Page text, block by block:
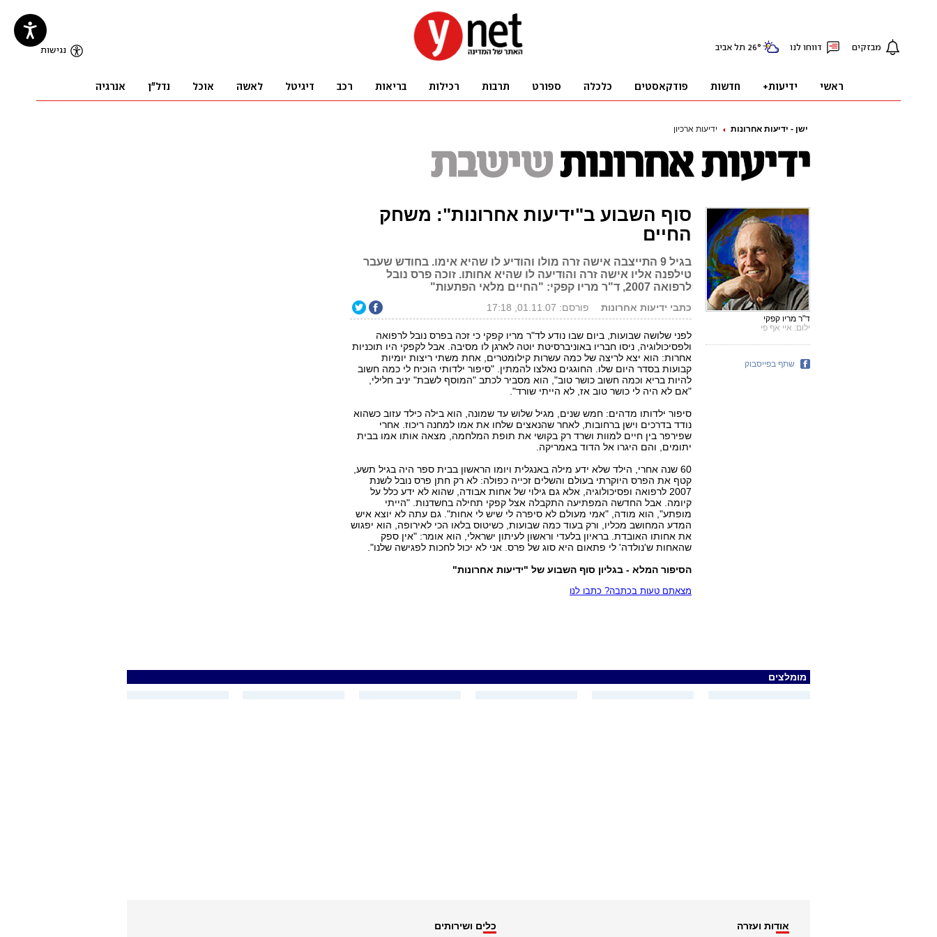
ישן - ידיעות אחרונות ידיעות ארכיון
סוף השבוע ב"ידיעות אחרונות": משחק
החיים
בגיל 9 התייצבה אישה זרה מולו והודיע לו שהיא אימו. בחודש שעבר
טילפנה אליו אישה זרה והודיעה לו שהיא אחותו. זוכה פרס נובל
לרפואה 2007, ד"ר מריו קפקי: "החיים מלאי הפתעות"
כתבי ידיעות אחרונות פורסם: 01.11.07, 17:18
לפני שלושה שבועות, ביום שבו נודע לד"ר מריו קפקי כי זכה בפרס נובל לרפואה
ולפסיכולוגיה, ניסו חבריו באוניברסיטת יוטה לארגן לו מסיבה. אבל לקפקי היו תוכניות
אחרות: הוא יצא לריצה של כמה עשרות קילומטרים, אחת משתי ריצות יומיות
קבועות בסדר היום שלו. החוגגים נאלצו להמתין. "סיפור ילדותי הוכיח לי כמה חשוב
להיות בריא וכמה חשוב כושר טוב", הוא מסביר לכתב "המוסף לשבת" יניב חלילי,
"אם לא היה לי כושר טוב אז, לא הייתי שורד".
סיפור ילדותו מדהים: חמש שנים, מגיל שלוש עד שמונה, הוא בילה כילד עזוב כשהוא
נודד בדרכים וישן ברחובות, לאחר שהנאצים שלחו את אמו למחנה ריכוז. אחרי
שפירפר בין חיים למוות ושרד רק בקושי את תופת המלחמה, מצאה אותו אמו בבית
יתומים, והם היגרו אל הדוד באמריקה.
60 שנה אחרי, הילד שלא ידע מילה באנגלית ויומו הראשון בבית ספר היה בגיל תשע,
קטף את הפרס היוקרתי בעולם והשלים זכייה כפולה: לא רק חתן פרס נובל לשנת
2007 לרפואה ופסיכולוגיה, אלא גם גילוי של אחות אבודה, שהוא לא ידע כלל על
קיומה. אבל החדשה המפתיעה התקבלה אצל קפקי תחילה בחשדנות. "הייתי
מופתע", הוא מודה, "אמי מעולם לא סיפרה לי שיש לי אחות". גם עתה לא יוצא איש
המדע המחושב מכליו, ורק בעוד כמה שבועות, כשיטוס בלאו הכי לאירופה, הוא יפגוש
את אחותו האובדת. בראיון בלעדי וראשון לעיתון ישראלי, הוא אומר: "אין ספק
שהאחות ש'נולדה' לי פתאום היא סוג של פרס. אני לא יכול לחכות לפגישה שלנו".
הסיפור המלא - בגליון סוף השבוע של "ידיעות אחרונות"
מצאתם טעות בכתבה? כתבו לנו
ד"ר מריו קפקי
ילום: איי אף פי
שתף בפייסבוק
מומלצים
אודות ועזרה כלים ושירותים